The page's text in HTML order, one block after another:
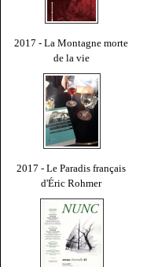
2017 - La Montagne morte
de la vie
2017 - Le Paradis français
d'Éric Rohmer